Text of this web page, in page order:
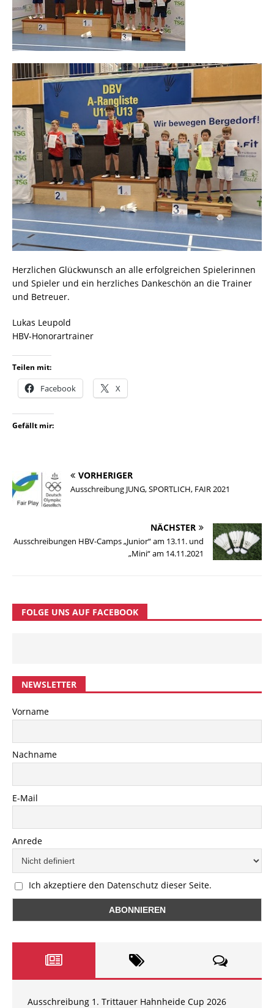
Herzlichen Glückwunsch an alle erfolgreichen Spielerinnen
und Spieler und ein herzliches Dankeschön an die Trainer
und Betreuer.
Lukas Leupold
HBV-Honorartrainer
Teilen mit:
Facebook X
Gefällt mir:
VORHERIGER
Ausschreibung JUNG, SPORTLICH, FAIR 2021
NÄCHSTER
Ausschreibungen HBV-Camps „Junior“ am 13.11. und
„Mini“ am 14.11.2021
FOLGE UNS AUF FACEBOOK
NEWSLETTER
Vorname
Nachname
E-Mail
Anrede
Ich akzeptiere den Datenschutz dieser Seite.
Ausschreibung 1. Trittauer Hahnheide Cup 2026